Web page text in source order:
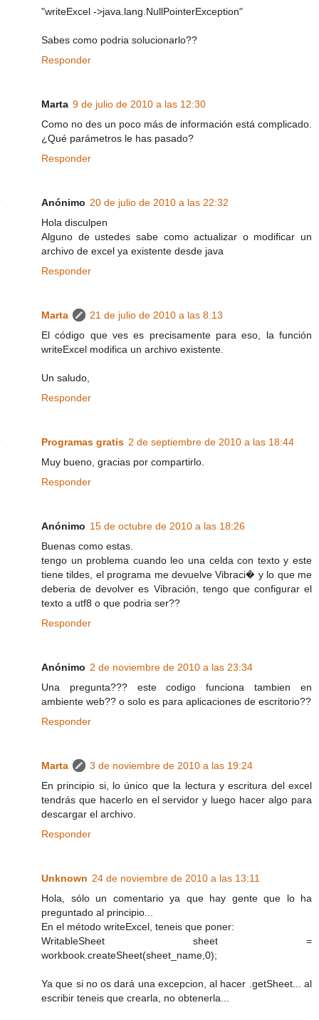
"writeExcel ->java.lang.NullPointerException"
Sabes como podria solucionarlo??
Responder
Marta 9 de julio de 2010 a las 12:30
Como no des un poco más de información está complicado.
¿Qué parámetros le has pasado?
Responder
Anónimo 20 de julio de 2010 a las 22:32
Hola disculpen
Alguno de ustedes sabe como actualizar o modificar un
archivo de excel ya existente desde java
Responder
Marta
21 de julio de 2010 a las 8:13
El código que ves es precisamente para eso, la función
writeExcel modifica un archivo existente.
Un saludo,
Responder
Programas gratis 2 de septiembre de 2010 a las 18:44
Muy bueno, gracias por compartirlo.
Responder
Anónimo 15 de octubre de 2010 a las 18:26
Buenas como estas.
tengo un problema cuando leo una celda con texto y este
tiene tildes, el programa me devuelve Vibraci� y lo que me
deberia de devolver es Vibración, tengo que configurar el
texto a utf8 o que podria ser??
Responder
Anónimo 2 de noviembre de 2010 a las 23:34
Una pregunta??? este codigo funciona tambien en
ambiente web?? o solo es para aplicaciones de escritorio??
Responder
Marta
3 de noviembre de 2010 a las 19:24
En principio si, lo único que la lectura y escritura del excel
tendrás que hacerlo en el servidor y luego hacer algo para
descargar el archivo.
Responder
Unknown 24 de noviembre de 2010 a las 13:11
Hola, sólo un comentario ya que hay gente que lo ha
preguntado al principio...
En el método writeExcel, teneis que poner:
WritableSheet sheet =
workbook.createSheet(sheet_name,0);
Ya que si no os dará una excepcion, al hacer .getSheet... al
escribir teneis que crearla, no obtenerla...